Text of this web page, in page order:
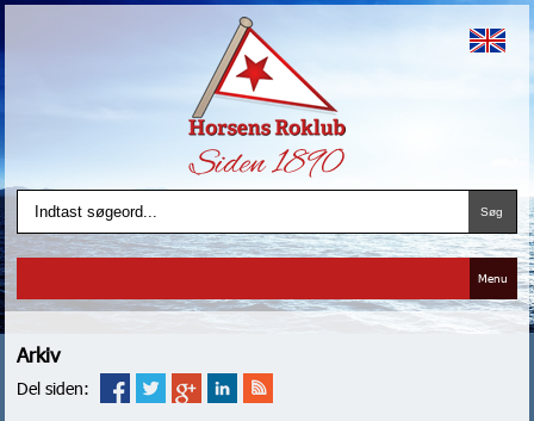
Menu
Arkiv
Del siden: